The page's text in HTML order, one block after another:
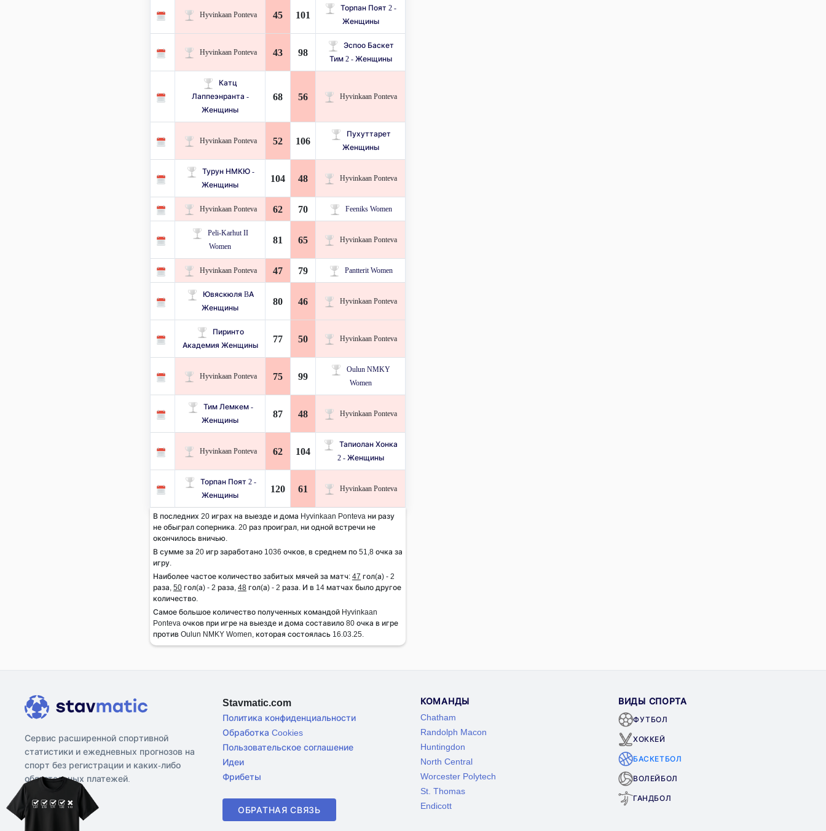
Hyvinkaan Ponteva 45 101
Торпан Поят 2 -
Женщины
Hyvinkaan Ponteva 43 98
Эспоо Баскет
Тим ​​2 - Женщины
Катц
Лаппеэнранта -
Женщины
68 56 Hyvinkaan Ponteva
Hyvinkaan Ponteva 52 106
Пухуттарет
Женщины
Турун НМКЮ -
Женщины
104 48 Hyvinkaan Ponteva
Hyvinkaan Ponteva 62 70 Feeniks Women
Peli-Karhut II
Women
81 65 Hyvinkaan Ponteva
Hyvinkaan Ponteva 47 79 Pantterit Women
Ювяскюля BA
Женщины
80 46 Hyvinkaan Ponteva
Пиринто
Академия Женщины
77 50 Hyvinkaan Ponteva
Hyvinkaan Ponteva 75 99
Oulun NMKY
Women
Тим Лемкем -
Женщины
87 48 Hyvinkaan Ponteva
Hyvinkaan Ponteva 62 104
Тапиолан Хонка
2 - Женщины
Торпан Поят 2 -
Женщины
120 61 Hyvinkaan Ponteva
В последних 20 играх на выезде и дома Hyvinkaan Ponteva ни разу
не обыграл соперника. 20 раз проиграл, ни одной встречи не
окончилось вничью.
В сумме за 20 игр заработано 1036 очков, в среднем по 51,8 очка за
игру.
Наиболее частое количество забитых мячей за матч: 47 гол(а) - 2
раза, 50 гол(а) - 2 раза, 48 гол(а) - 2 раза. И в 14 матчах было другое
количество.
Самое большое количество полученных командой Hyvinkaan
Ponteva очков при игре на выезде и дома составило 80 очка в игре
против Oulun NMKY Women, которая состоялась 16.03.25.
Сервис расширенной спортивной
статистики и ежедневных прогнозов на
спорт без регистрации и каких-либо
обязательных платежей.
Stavmatic.com
Политика конфиденциальности
Обработка Cookies
Пользовательское соглашение
Идеи
Фрибеты
ОБРАТНАЯ СВЯЗЬ
КОМАНДЫ
Chatham
Randolph Macon
Huntingdon
North Central
Worcester Polytech
St. Thomas
Endicott
ВИДЫ СПОРТА
ФУТБОЛ
ХОККЕЙ
БАСКЕТБОЛ
ВОЛЕЙБОЛ
ГАНДБОЛ